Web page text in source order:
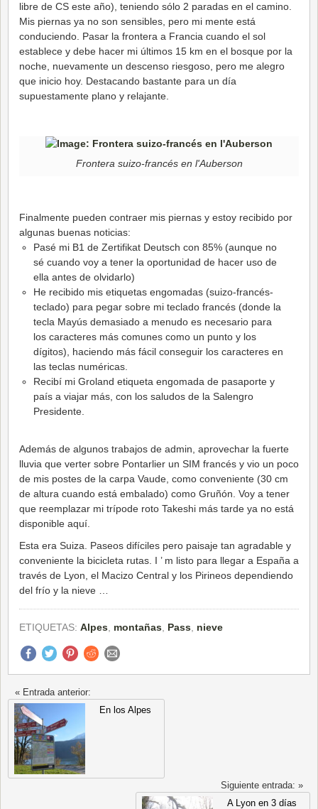
libre de CS este año), teniendo sólo 2 paradas en el camino.
Mis piernas ya no son sensibles, pero mi mente está
conduciendo. Pasar la frontera a Francia cuando el sol
establece y debe hacer mi últimos 15 km en el bosque por la
noche, nuevamente un descenso riesgoso, pero me alegro
que inicio hoy. Destacando bastante para un día
supuestamente plano y relajante.
Frontera suizo-francés en l'Auberson
Finalmente pueden contraer mis piernas y estoy recibido por
algunas buenas noticias:
Pasé mi B1 de Zertifikat Deutsch con 85% (aunque no
sé cuando voy a tener la oportunidad de hacer uso de
ella antes de olvidarlo)
He recibido mis etiquetas engomadas (suizo-francés-
teclado) para pegar sobre mi teclado francés (donde la
tecla Mayús demasiado a menudo es necesario para
los caracteres más comunes como un punto y los
dígitos), haciendo más fácil conseguir los caracteres en
las teclas numéricas.
Recibí mi Groland etiqueta engomada de pasaporte y
país a viajar más, con los saludos de la Salengro
Presidente.
Además de algunos trabajos de admin, aprovechar la fuerte
lluvia que verter sobre Pontarlier un SIM francés y vio un poco
de mis postes de la carpa Vaude, como conveniente (30 cm
de altura cuando está embalado) como Gruñón. Voy a tener
que reemplazar mi trípode roto Takeshi más tarde ya no está
disponible aquí.
Esta era Suiza. Paseos difíciles pero paisaje tan agradable y
conveniente la bicicleta rutas. I ’ m listo para llegar a España a
través de Lyon, el Macizo Central y los Pirineos dependiendo
del frío y la nieve …
ETIQUETAS: Alpes montañas Pass nieve
« Entrada anterior:
En los Alpes
Siguiente entrada: »
A Lyon en 3 días